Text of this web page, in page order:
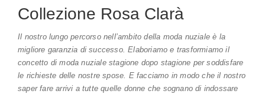
Collezione Rosa Clarà
Il nostro lungo percorso nell’ambito della moda nuziale è la
migliore garanzia di successo. Elaboriamo e trasformiamo il
concetto di moda nuziale stagione dopo stagione per soddisfare
le richieste delle nostre spose. E facciamo in modo che il nostro
saper fare arrivi a tutte quelle donne che sognano di indossare